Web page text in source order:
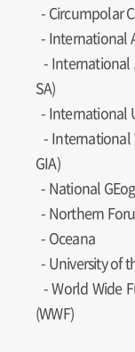
- Circumpolar
- International
- International
SA)
- International
- International
GIA)
- National
- Northern
- Oceana
- University of
- World Wide
(WWF)